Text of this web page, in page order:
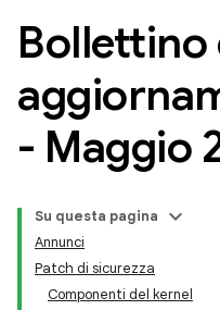
Bollettino
- Maggio
Su questa pagina
Annunci
Patch di sicurezza
Componenti del kernel